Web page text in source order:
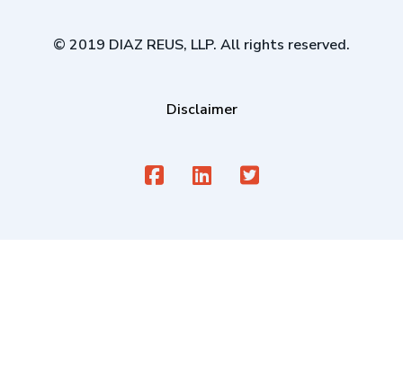
© 2019 DIAZ REUS, LLP. All rights reserved.
Disclaimer